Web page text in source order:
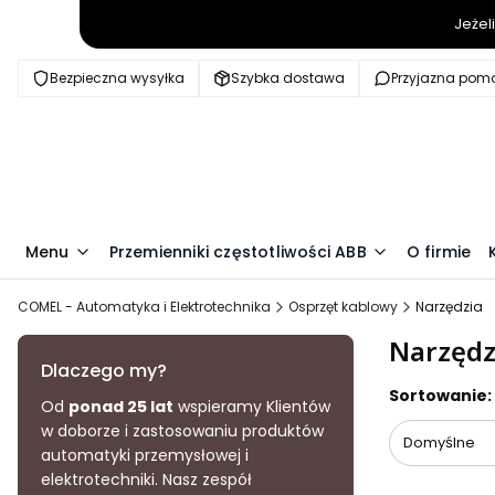
Bezpieczna wysyłka Szybka dostawa Przyjazna
Menu Przemienniki częstotliwości ABB O firmie
COMEL - Automatyka i Elektrotechnika Osprzęt kablowy Narzędzia
Dlaczego my?
Od ponad 25 lat wspieramy Klientów
w doborze i zastosowaniu produktów
automatyki przemysłowej i
elektrotechniki. Nasz zespół
Lista
Sortowanie:
Domyślne